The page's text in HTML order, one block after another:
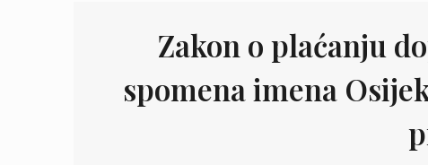
Zakon o plaćanju
spomena imena